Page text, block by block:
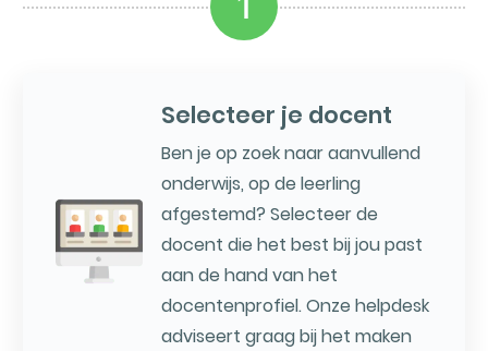
Selecteer je docent
Ben je op zoek naar aanvullend
onderwijs, op de leerling
afgestemd? Selecteer de
docent die het best bij jou past
aan de hand van het
docentenprofiel. Onze helpdesk
adviseert graag bij het maken